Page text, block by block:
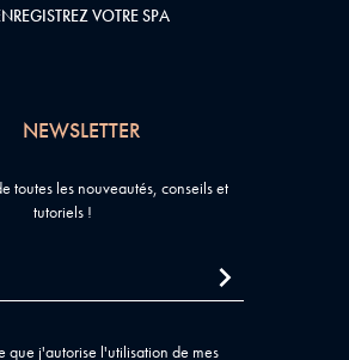
VOTRE SPA
NEWSLETTER
toutes les nouveautés, conseils et
tutoriels !
que j'autorise l'utilisation de mes